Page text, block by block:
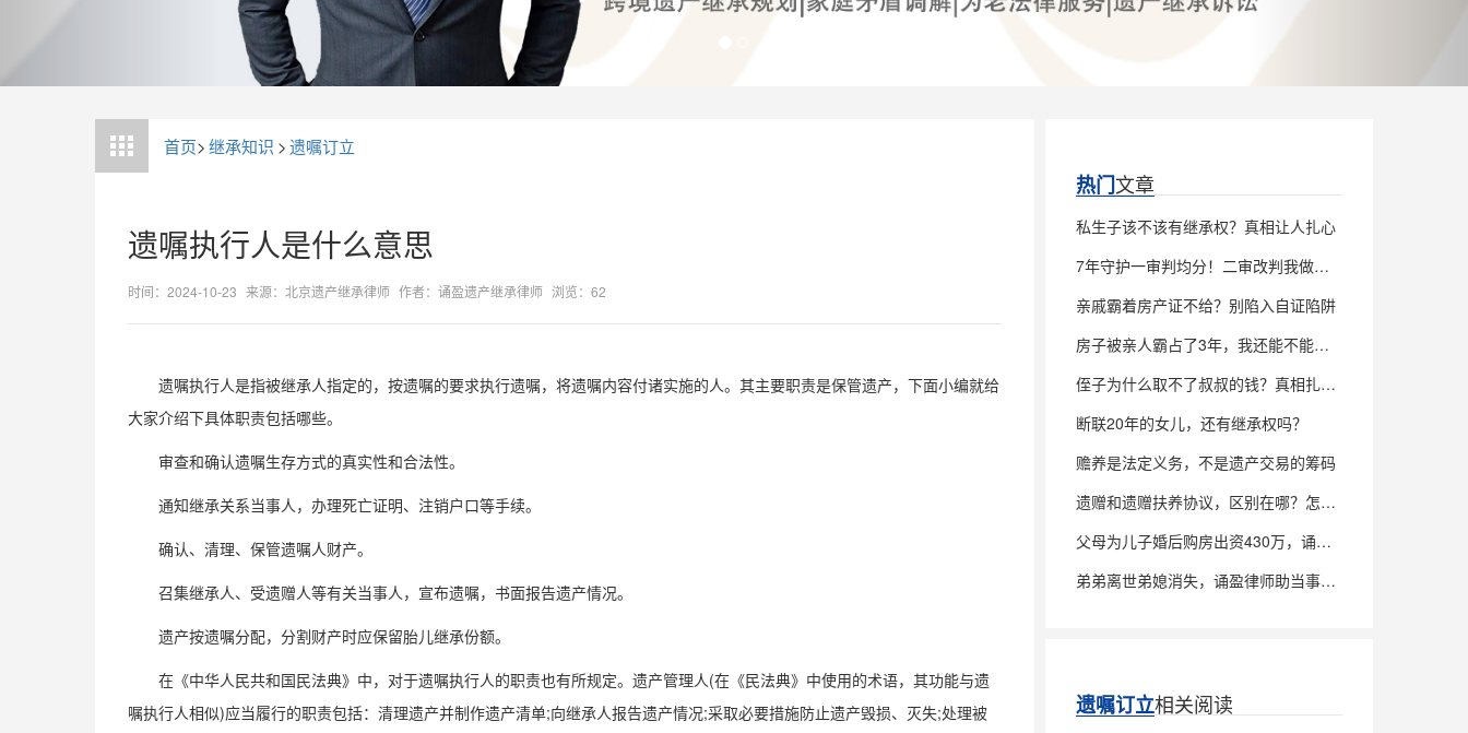
首页>继承知识 >遗嘱订立
遗嘱执行人是什么意思
时间：2024-10-23 来源：北京遗产继承律师 作者：诵盈遗产继承律师 浏览：62
遗嘱执行人是指被继承人指定的，按遗嘱的要求执行遗嘱，将遗嘱内容付诸实施的人。其主要职责是保管遗产，下面小编就给
大家介绍下具体职责包括哪些。
审查和确认遗嘱生存方式的真实性和合法性。
通知继承关系当事人，办理死亡证明、注销户口等手续。
确认、清理、保管遗嘱人财产。
召集继承人、受遗赠人等有关当事人，宣布遗嘱，书面报告遗产情况。
遗产按遗嘱分配，分割财产时应保留胎儿继承份额。
在《中华人民共和国民法典》中，对于遗嘱执行人的职责也有所规定。遗产管理人(在《民法典》中使用的术语，其功能与遗
嘱执行人相似)应当履行的职责包括：清理遗产并制作遗产清单;向继承人报告遗产情况;采取必要措施防止遗产毁损、灭失;处理被
热门文章
私生子该不该有继承权？真相让人扎心
7年守护一审判均分！二审改判我做对了什么
亲戚霸着房产证不给？别陷入自证陷阱
房子被亲人霸占了3年，我还能不能继承
侄子为什么取不了叔叔的钱？真相扎心了
断联20年的女儿，还有继承权吗？
赡养是法定义务，不是遗产交易的筹码
遗赠和遗赠扶养协议，区别在哪？怎么签才稳？
父母为儿子婚后购房出资430万，诵盈律师助当事人追回全部款项
弟弟离世弟媳消失，诵盈律师助当事人诉讼确权，锁定父亲房产100%继承权
遗嘱订立相关阅读